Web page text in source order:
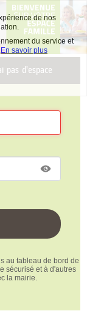
de nos
du service et
En savoir plus
pas d'espace
au tableau de bord de
sécurisé et à d'autres
la mairie.